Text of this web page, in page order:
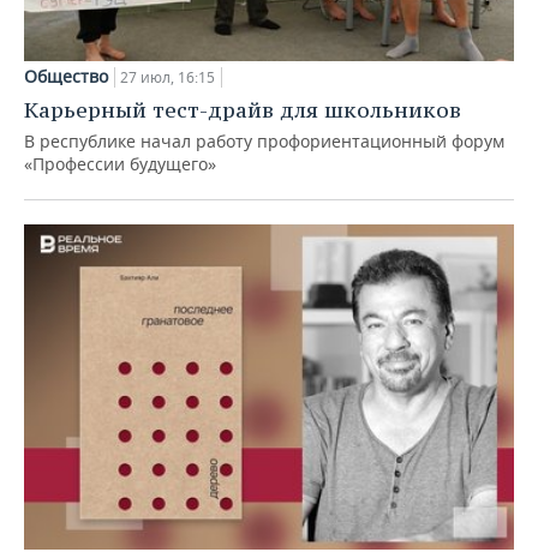
Общество 27 июл, 16:15
Карьерный тест-драйв для школьников
В республике начал работу профориентационный форум
«Профессии будущего»